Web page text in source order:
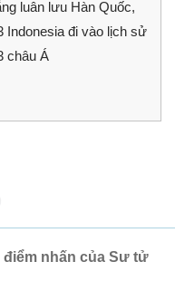
luân lưu Hàn Quốc,
Indonesia đi vào lịch sử
châu Á
điểm nhấn của Sư tử